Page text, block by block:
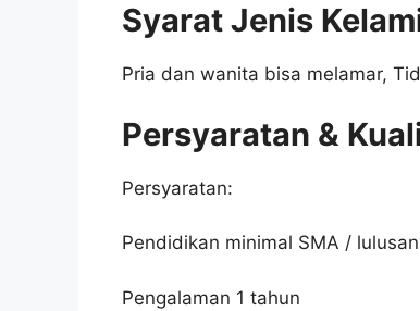
Syarat Jenis
Pria dan wanita bisa melamar,
Persyaratan &
Persyaratan:
Pendidikan minimal SMA /
Pengalaman 1 tahun